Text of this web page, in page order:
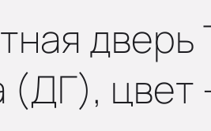
дверь
(ДГ),